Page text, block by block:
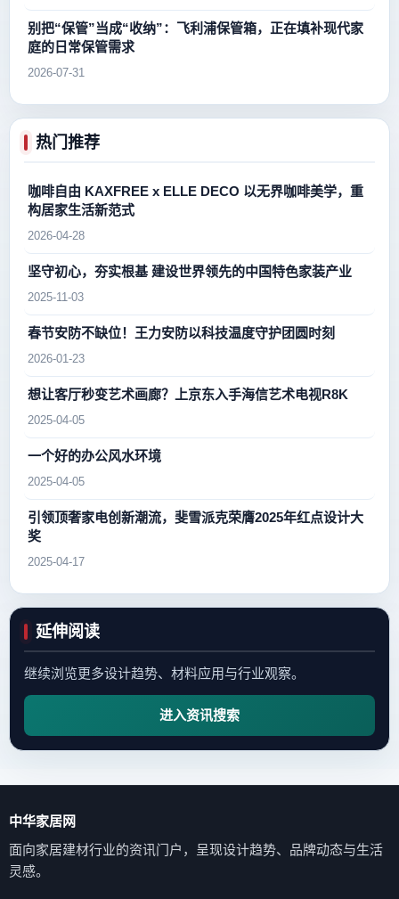
别把“保管”当成“收纳”：飞利浦保管箱，正在填补现代家
庭的日常保管需求
2026-07-31
热门推荐
咖啡自由 KAXFREE x ELLE DECO 以无界咖啡美学，重
构居家生活新范式
2026-04-28
坚守初心，夯实根基 建设世界领先的中国特色家装产业
2025-11-03
春节安防不缺位！王力安防以科技温度守护团圆时刻
2026-01-23
想让客厅秒变艺术画廊？上京东入手海信艺术电视R8K
2025-04-05
一个好的办公风水环境
2025-04-05
引领顶奢家电创新潮流，斐雪派克荣膺2025年红点设计大
奖
2025-04-17
延伸阅读
继续浏览更多设计趋势、材料应用与行业观察。
进入资讯搜索
中华家居网
面向家居建材行业的资讯门户，呈现设计趋势、品牌动态与生活
灵感。